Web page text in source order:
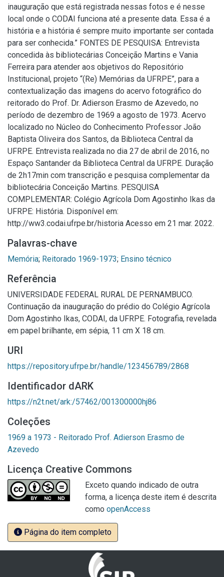
inauguração que está registrada nessas fotos e é nesse
local onde o CODAI funciona até a presente data. Essa é a
história e a história é sempre muito importante ser contada
para ser conhecida.” FONTES DE PESQUISA: Entrevista
concedida às bibliotecárias Conceição Martins e Vania
Ferreira para atender aos objetivos do Repositório
Institucional, projeto “(Re) Memórias da UFRPE”, para a
contextualização das imagens do acervo fotográfico do
reitorado do Prof. Dr. Adierson Erasmo de Azevedo, no
período de dezembro de 1969 a agosto de 1973. Acervo
localizado no Núcleo do Conhecimento Professor João
Baptista Oliveira dos Santos, da Biblioteca Central da
UFRPE. Entrevista realizada no dia 27 de abril de 2016, no
Espaço Santander da Biblioteca Central da UFRPE. Duração
de 2h17min com transcrição e pesquisa complementar da
bibliotecária Conceição Martins. PESQUISA
COMPLEMENTAR: Colégio Agrícola Dom Agostinho Ikas da
UFRPE: História. Disponível em:
http://ww3.codai.ufrpe.br/historia Acesso em 21 mar. 2022.
Palavras-chave
Memória; Reitorado 1969-1973; Ensino técnico
Referência
UNIVERSIDADE FEDERAL RURAL DE PERNAMBUCO.
Continuação da inauguração do prédio do Colégio Agrícola
Dom Agostinho Ikas, CODAI, da UFRPE. Fotografia, revelada
em papel brilhante, em sépia, 11 cm X 18 cm.
URI
https://repository.ufrpe.br/handle/123456789/2868
Identificador dARK
https://n2t.net/ark:/57462/001300000hj86
Coleções
1969 a 1973 - Reitorado Prof. Adierson Erasmo de
Azevedo
Licença Creative Commons
Exceto quando indicado de outra
forma, a licença deste item é descrita
como openAccess
Página do item completo